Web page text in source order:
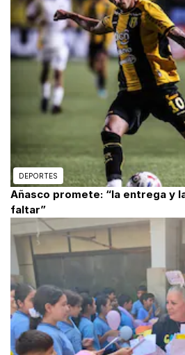
DEPORTES
Añasco promete: “la entrega y
faltar”